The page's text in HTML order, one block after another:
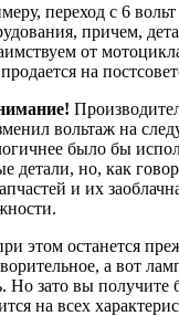
переход с 6
причем,
от
на
вольтаж на
было бы
детали, но, как
и их
этом останется
а вот
Но зато вы
на всех